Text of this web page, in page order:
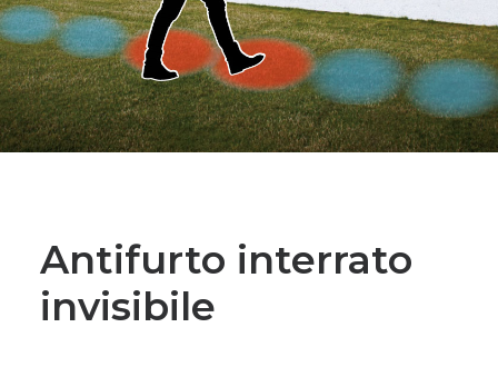
ASSISTENZA
Antifurto interrato
invisibile